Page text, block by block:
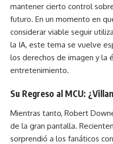
mantener cierto control
futuro. En un momento en
considerar viable seguir
la IA, este tema se vuelve
los derechos de imagen y la
entretenimiento.
Su Regreso al MCU:
Mientras tanto, Robert
de la gran pantalla.
sorprendió a los fanáticos